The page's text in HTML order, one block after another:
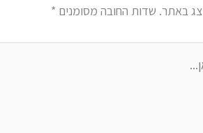
באתר. שדות החובה מסומנים *